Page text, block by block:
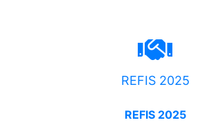
REFIS 2025
REFIS 2025